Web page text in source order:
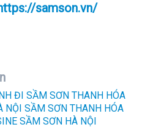
samson.vn/
ĐI SẦM SƠN THANH HÓA
NỘI SẦM SƠN THANH HÓA
SẦM SƠN HÀ NỘI